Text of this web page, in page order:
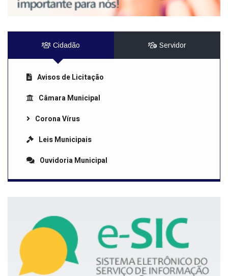
Cidadão Servidor
Avisos de Licitação
Câmara Municipal
Corona Vírus
Leis Municipais
Ouvidoria Municipal